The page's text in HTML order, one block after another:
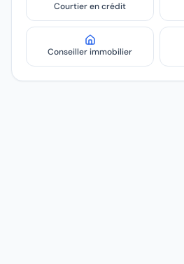
Courtier en crédit
Conseiller immobilier